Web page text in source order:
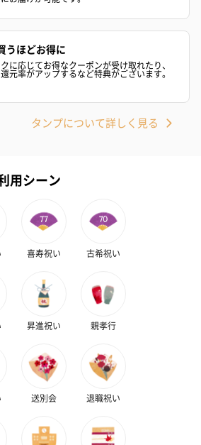
】
質について】
する部分の金属は安全なステンレス・スチー
使用しておりますが、肌の弱い方、貴金属を
てアレルギー反応が出たことがある方は使用
項】
の製品は一般家庭用です。医療機器ではござい
メーカー、人工心肺、心電計などの医用電気
使用中の方
ら各種マッサージが禁じられている方
や子供
】
100%
イズ】
ージ外装】
ージ外装サイズ】
うほどお得に
に応じてお得なクーポンが受け取れたり、
元率がアップするなど特典がございます。
タンプについて詳しく見る
用シーン
喜寿祝い 古希祝い
昇進祝い 親孝行
送別会 退職祝い